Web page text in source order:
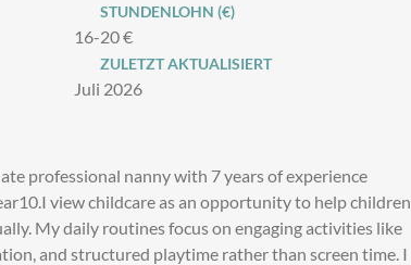
STUNDENLOHN (€)
16-20 €
ZULETZT AKTUALISIERT
Juli 2026
professional nanny with 7 years of experience
view childcare as an opportunity to help children
My daily routines focus on engaging activities like
and structured playtime rather than screen time. I